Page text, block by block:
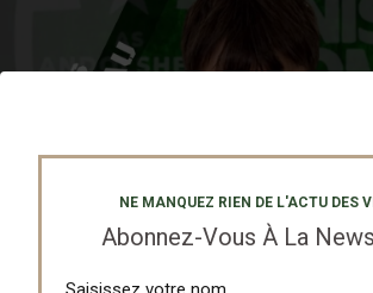
NE MANQUEZ RIEN DE L'ACTU DES
Abonnez-Vous À La